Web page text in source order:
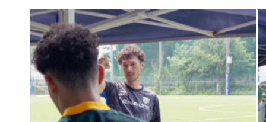
普及活動
サッカーチーム
女子U-15・U-18
ピース(障がい者サッ
シニアサッカーチーム
フェミニーノ（女子）
スポーツ教室